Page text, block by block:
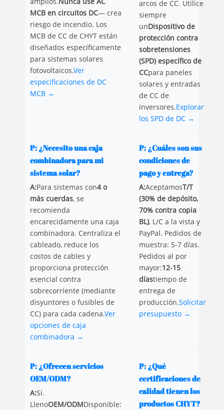
MCB en circuitos DC— crea
riesgo de incendio. Los
MCB de CC de CHYT están
diseñados específicamente
para sistemas solares
fotovoltaicos.Ver
especificaciones de DC
MCB →
arcos de CC. Utilice
siempre
unDispositivo de
protección contra
sobretensiones
(SPD) específico de
CCpara paneles
solares y entradas
de CC de
inversores.Explorar
los SPD de DC →
P: ¿Necesito una caja
combinadora para mi
sistema solar?
A:Para sistemas con4 o
más cuerdas, se
recomienda
encarecidamente una caja
combinadora. Centraliza el
cableado, reduce los
costos de cables y
proporciona protección
esencial contra
sobrecorriente (mediante
disyuntores o fusibles de
CC) para cada cadena.Ver
opciones de caja
combinadora →
P: ¿Cuáles son sus
condiciones de
pago y entrega?
A:AceptamosT/T
(30% de depósito,
70% contra copia
BL), L/C a la vista y
PayPal. Pedidos de
muestra: 5-7 días.
Pedidos al por
mayor:12-15
díastiempo de
entrega de
producción.Solicitar
presupuesto →
P: ¿Ofrecen servicios
OEM/ODM?
A:Sí.
LlenoOEM/ODMDisponible:
P: ¿Qué
certificaciones de
calidad tienen los
productos CHYT?